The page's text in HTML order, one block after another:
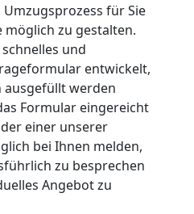
Umzugsprozess für Sie
zu gestalten.
und
entwickelt,
ausgefüllt werden
Formular eingereicht
einer unserer
bei Ihnen melden,
zu besprechen
Angebot zu